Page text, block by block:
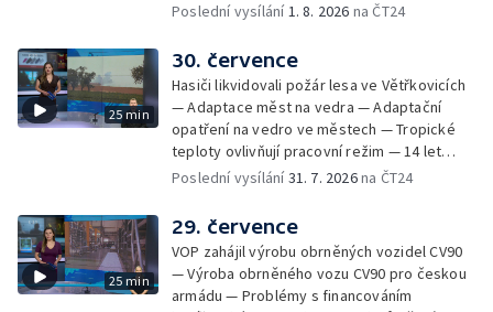
Troubek — Opravy Rudné omezí dopravu —
počasí na následující dny — Vedra táhnou na
chladnější místa — Hasiči lokalizovali požár
lesa na Opavsku — Požáry zemědělské
techniky na Olomoucku — Dva roky od
požáru škol v Českém Těšíně — Výstava
Sladké vzpomínky Opavska
Poslední vysílání1. 8. 2026 na ČT24
25 min
30. července
Hasiči likvidovali požár lesa ve Větřkovicích
— Adaptace měst na vedra — Adaptační
opatření na vedro ve městech — Tropické
teploty ovlivňují pracovní režim — 14 let
vězení za vraždu ženy ve Staříči/ —
— Podvodník připravil 17 lidí o 4 miliony —
DPO pořídí 70 nových elektrobusů — V
Olomouci přibude 20 elektrobusů —
Mistryně světa Kneblová zpět v Olomouci —
Mobilní kurníky pomáhají s kvalitou půdy —
Poslední vysílání31. 7. 2026na ČT24
25 min
29. července
VOP zahájil výrobu obrněných vozidel CV90
— Výroba obrněného vozu CV90 pro českou
armádu — Problémy s financováním